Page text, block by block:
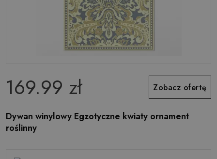
169.99 zł Zobacz ofertę
Dywan winylowy Egzotyczne kwiaty ornament
roślinny